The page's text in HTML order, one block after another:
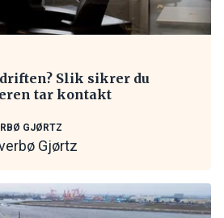
Slik sikrer du
tar kontakt
GJØRTZ
Gjørtz